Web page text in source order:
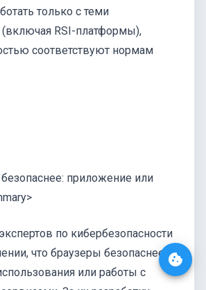
только с теми
RSI-платформы),
соответствуют нормам
приложение или
по кибербезопасности
что браузеры безопаснее
или работы с